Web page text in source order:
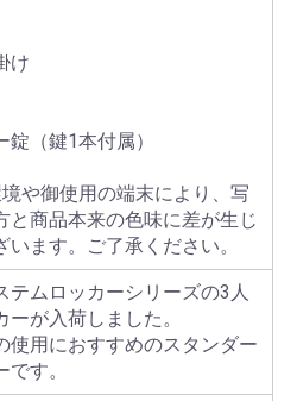
け
錠（鍵1本付属）
や御使用の端末により、写
と商品本来の色味に差が生じ
います。ご了承ください。
テムロッカーシリーズの3人
ーが入荷しました。
使用におすすめのスタンダー
です。